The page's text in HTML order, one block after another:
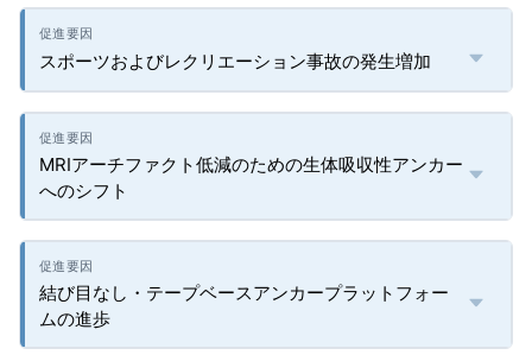
スポーツおよびレクリエーション事故の発生増加
MRIアーチファクト低減のための生体吸収性アンカー
へのシフト
結び目なし・テープベースアンカープラットフォー
ムの進歩